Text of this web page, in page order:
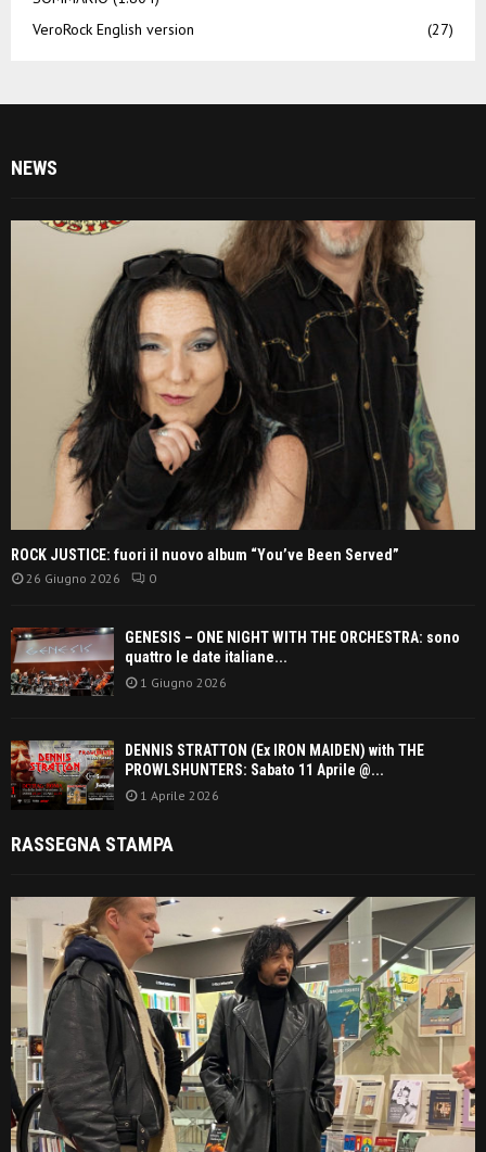
VeroRock English version
(27)
NEWS
ROCK JUSTICE: fuori il nuovo album “You’ve Been Served”
26 Giugno 2026 0
GENESIS – ONE NIGHT WITH THE ORCHESTRA: sono
quattro le date italiane...
1 Giugno 2026
DENNIS STRATTON (Ex IRON MAIDEN) with THE
PROWLSHUNTERS: Sabato 11 Aprile @...
1 Aprile 2026
RASSEGNA STAMPA